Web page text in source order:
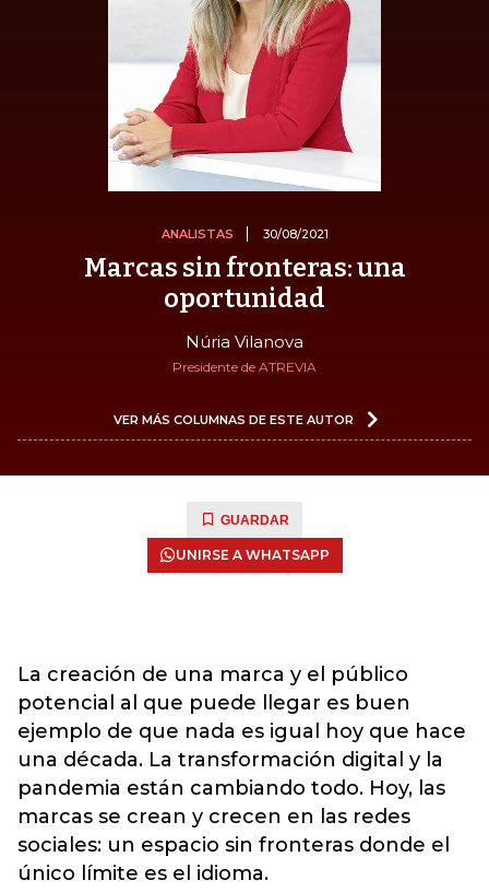
ANALISTAS 30/08/2021
Marcas sin fronteras: una
oportunidad
Núria Vilanova
Presidente de ATREVIA
VER MÁS COLUMNAS DE ESTE AUTOR
GUARDAR
UNIRSE A WHATSAPP
La creación de una marca y el público
potencial al que puede llegar es buen
ejemplo de que nada es igual hoy que hace
una década. La transformación digital y la
pandemia están cambiando todo. Hoy, las
marcas se crean y crecen en las redes
sociales: un espacio sin fronteras donde el
único límite es el idioma.